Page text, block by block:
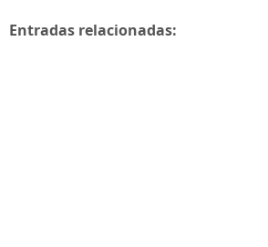
Entradas relacionadas: